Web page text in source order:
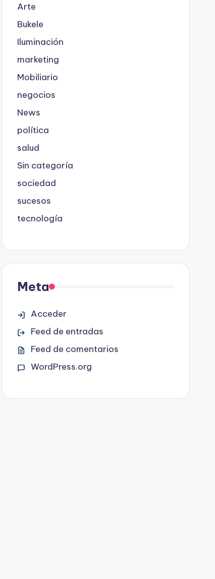
Arte
Bukele
Iluminación
marketing
Mobiliario
negocios
News
política
salud
Sin categoría
sociedad
sucesos
tecnología
Meta
Acceder
Feed de entradas
Feed de comentarios
WordPress.org